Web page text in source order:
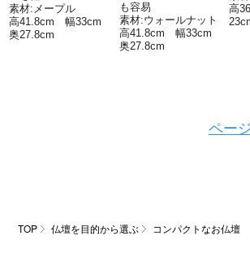
素材:メープル
高41.8cm 幅33cm
奥27.8cm
も容易
素材:ウォールナット
高41.8cm 幅33cm
奥27.8cm
高
ペー
TOP 仏壇を目的から選ぶ コンパクトなお仏壇